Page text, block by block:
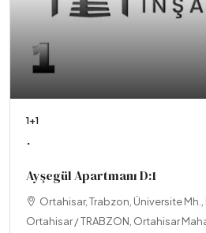
1+1
.
Ayşegül Apartmanı D:1
Ortahisar, Trabzon, Üniversite Mh.,
Ortahisar / TRABZON, Ortahisar